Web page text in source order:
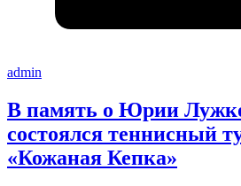
admin
В память о Юрии
состоялся теннисный
«Кожаная Кепка»